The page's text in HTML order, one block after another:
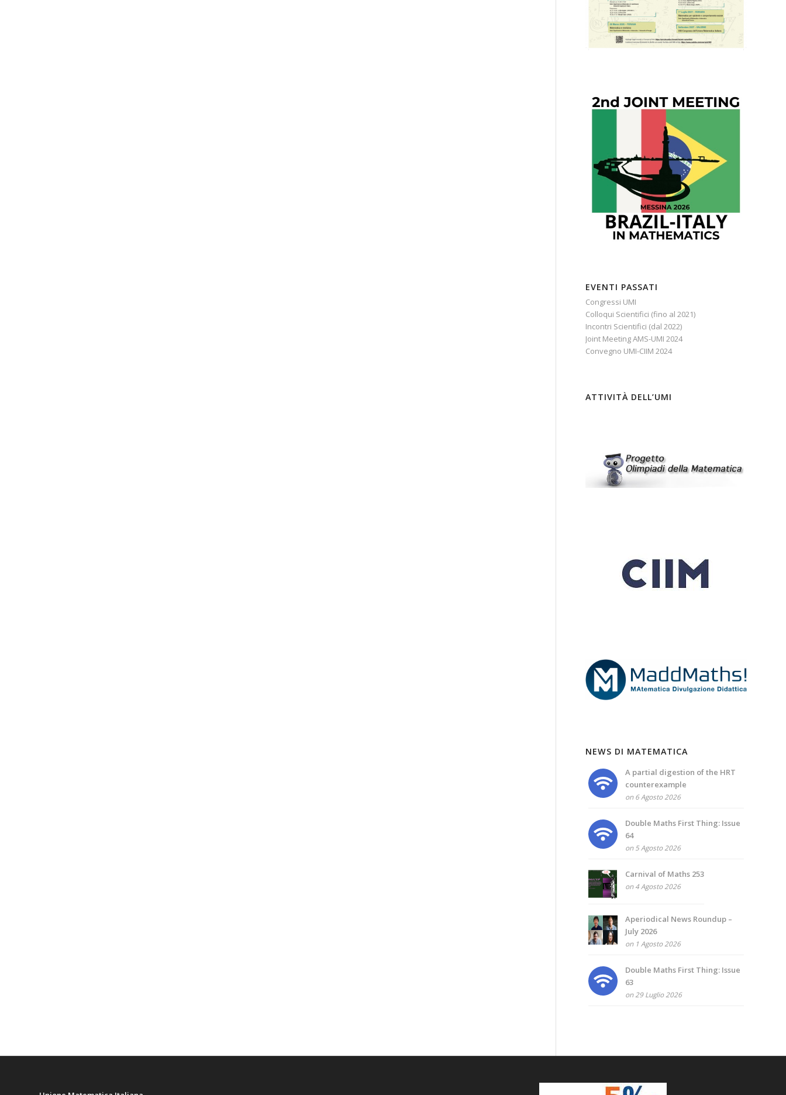
EVENTI PASSATI
Congressi UMI
Colloqui Scientifici (fino al 2021)
Incontri Scientifici (dal 2022)
Joint Meeting AMS-UMI 2024
Convegno UMI-CIIM 2024
ATTIVITÀ DELL’UMI
NEWS DI MATEMATICA
A partial digestion of the HRT
counterexample
on 6 Agosto 2026
Double Maths First Thing: Issue
64
on 5 Agosto 2026
Carnival of Maths 253
on 4 Agosto 2026
Aperiodical News Roundup –
July 2026
on 1 Agosto 2026
Double Maths First Thing: Issue
63
on 29 Luglio 2026